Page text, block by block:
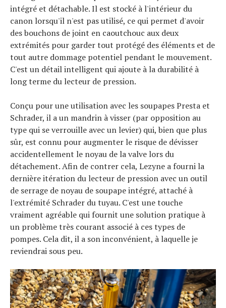
intégré et détachable. Il est stocké à l'intérieur du
canon lorsqu'il n'est pas utilisé, ce qui permet d'avoir
des bouchons de joint en caoutchouc aux deux
extrémités pour garder tout protégé des éléments et de
tout autre dommage potentiel pendant le mouvement.
C'est un détail intelligent qui ajoute à la durabilité à
long terme du lecteur de pression.
Conçu pour une utilisation avec les soupapes Presta et
Schrader, il a un mandrin à visser (par opposition au
type qui se verrouille avec un levier) qui, bien que plus
sûr, est connu pour augmenter le risque de dévisser
accidentellement le noyau de la valve lors du
détachement. Afin de contrer cela, Lezyne a fourni la
dernière itération du lecteur de pression avec un outil
de serrage de noyau de soupape intégré, attaché à
l'extrémité Schrader du tuyau. C'est une touche
vraiment agréable qui fournit une solution pratique à
un problème très courant associé à ces types de
pompes. Cela dit, il a son inconvénient, à laquelle je
reviendrai sous peu.